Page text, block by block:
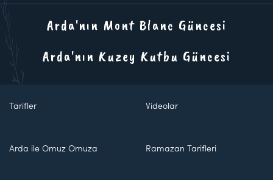
Arda'nın Mont Blanc Güncesi
Arda'nın Kuzey Kutbu Güncesi
Tarifler Videolar
Arda ile Omuz Omuza Ramazan Tarifleri